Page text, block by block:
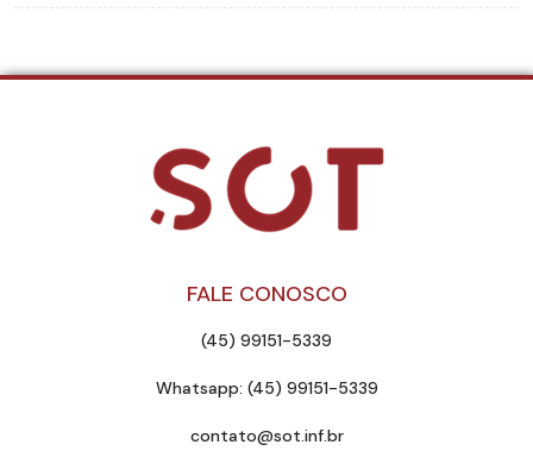
FALE CONOSCO
(45) 99151-5339
Whatsapp: (45) 99151-5339
contato@sot.inf.br